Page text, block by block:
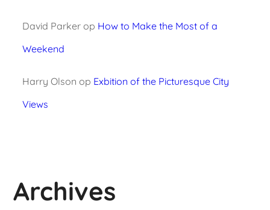
David Parkerop How to Make the Most of a
Weekend
Harry Olson op Exbition of the Picturesque City
Views
Archives